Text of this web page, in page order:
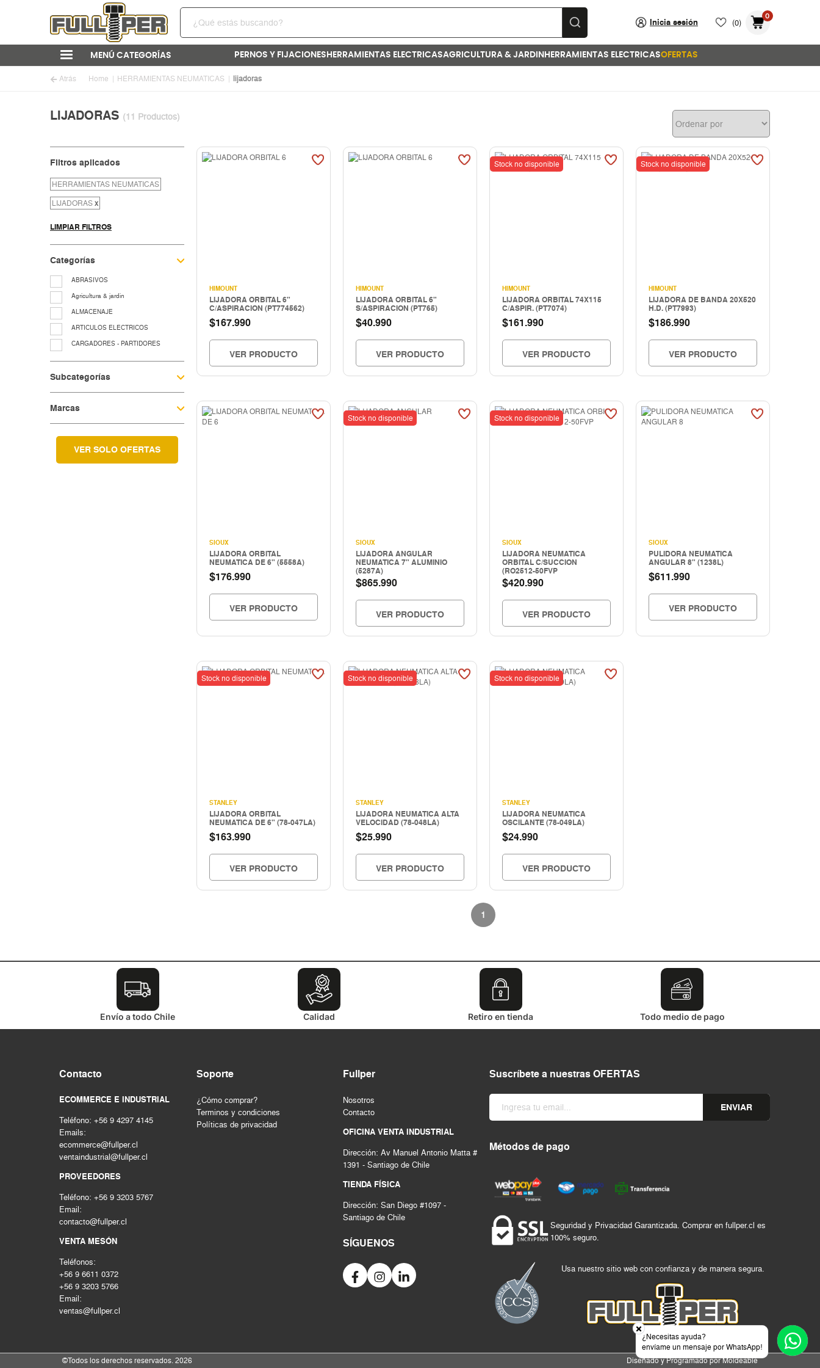
Inicia sesión (0)
0
MENÚ CATEGORÍAS PERNOS Y FIJACIONES HERRAMIENTAS ELECTRICASAGRICULTURA & JARDIN HERRAMIENTAS ELECTRICASOFERTAS
Atrás Home HERRAMIENTAS NEUMATICAS lijadoras
LIJADORAS (11 Productos)
Filtros aplicados
HERRAMIENTAS NEUMATICAS
LIJADORASx
LIMPIAR FILTROS
Categorías
ABRASIVOS
Agricultura & jardin
ALMACENAJE
ARTICULOS ELECTRICOS
CARGADORES - PARTIDORES
CERRAJERIA
Cocina & menaje
COMPRESORES - EQUIPOS AIRE
EQUIP. LUBRIC.-CONTROL FLUIDO
EQUIP.LEVANTE ELEV.Y TRASLACIO
EQUIPAMIENTO TALLER Y
VULCANICACIÓN
equipos para grasa
Subcategorías
Marcas
VER SOLO OFERTAS
HIMOUNT
LIJADORA ORBITAL 6"
C/ASPIRACION (PT774562)
$167.990
VER PRODUCTO
HIMOUNT
LIJADORA ORBITAL 6"
S/ASPIRACION (PT765)
$40.990
VER PRODUCTO
Stock no disponible
HIMOUNT
LIJADORA ORBITAL 74X115
C/ASPIR. (PT7074)
$161.990
VER PRODUCTO
Stock no disponible
HIMOUNT
LIJADORA DE BANDA 20X520
H.D. (PT7993)
$186.990
VER PRODUCTO
SIOUX
LIJADORA ORBITAL
NEUMATICA DE 6" (5558A)
$176.990
VER PRODUCTO
Stock no disponible
SIOUX
LIJADORA ANGULAR
NEUMATICA 7" ALUMINIO
(5287A)
$865.990
VER PRODUCTO
Stock no disponible
SIOUX
LIJADORA NEUMATICA
ORBITAL C/SUCCION
(RO2512-50FVP
$420.990
VER PRODUCTO
SIOUX
PULIDORA NEUMATICA
ANGULAR 8" (1238L)
$611.990
VER PRODUCTO
Stock no disponible
STANLEY
LIJADORA ORBITAL
NEUMATICA DE 6" (78-047LA)
$163.990
VER PRODUCTO
Stock no disponible
STANLEY
LIJADORA NEUMATICA ALTA
VELOCIDAD (78-048LA)
$25.990
VER PRODUCTO
Stock no disponible
STANLEY
LIJADORA NEUMATICA
OSCILANTE (78-049LA)
$24.990
VER PRODUCTO
1
Envío a todo Chile Calidad Retiro en tienda Todo medio de pago
Contacto
ECOMMERCE E INDUSTRIAL
Teléfono: +56 9 4297 4145
Emails:
ecommerce@fullper.cl
ventaindustrial@fullper.cl
PROVEEDORES
Teléfono: +56 9 3203 5767
Email:
contacto@fullper.cl
VENTA MESÓN
Teléfonos:
+56 9 6611 0372
+56 9 3203 5766
Email:
ventas@fullper.cl
Soporte
¿Cómo comprar?
Terminos y condiciones
Políticas de privacidad
Fullper
Nosotros
Contacto
OFICINA VENTA INDUSTRIAL
Dirección: Av Manuel Antonio Matta #
1391 - Santiago de Chile
TIENDA FÍSICA
Dirección: San Diego #1097 -
Santiago de Chile
SÍGUENOS
Suscríbete a nuestras OFERTAS
ENVIAR
Métodos de pago
Seguridad y Privacidad Garantizada. Comprar en fullper.cl es
100% seguro.
Usa nuestro sitio web con confianza y de manera segura.
©Todos los derechos reservados. 2026 Diseñado y Programado porMoldeable
¿Necesitas ayuda?
envíame un mensaje por WhatsApp!